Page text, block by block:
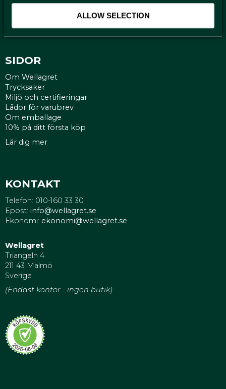
ALLOW SELECTION
Policy och cookies
SIDOR
Om Wellagret
Trycksaker
Miljö och certifieringar
Lådor för varubrev
Om emballage
10% på ditt första köp
Lär dig mer
KONTAKT
Telefon: 010-160 33 30
Epost: info@wellagret.se
Ekonomi: ekonomi@wellagret.se
Wellagret
Triangeln 4
211 43 Malmö
Sverige
(Endast kontor - ingen butik)